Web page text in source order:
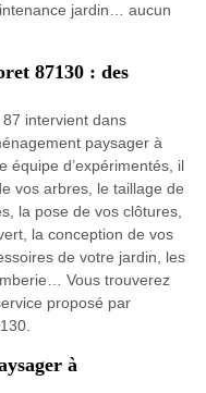
jardin… aucun
87130 : des
intervient dans
paysager à
équipe d’expérimentés, il
vos arbres, le taillage de
la pose de vos clôtures,
la conception de vos
de votre jardin, les
Vous trouverez
proposé par
à